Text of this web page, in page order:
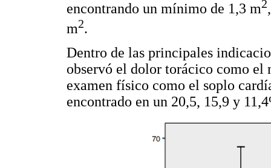
encontrando un mínimo de 1,3 m2
m2.
Dentro de las principales
observó el dolor torácico como el
examen físico como el soplo
encontrado en un 20,5, 15,9 y